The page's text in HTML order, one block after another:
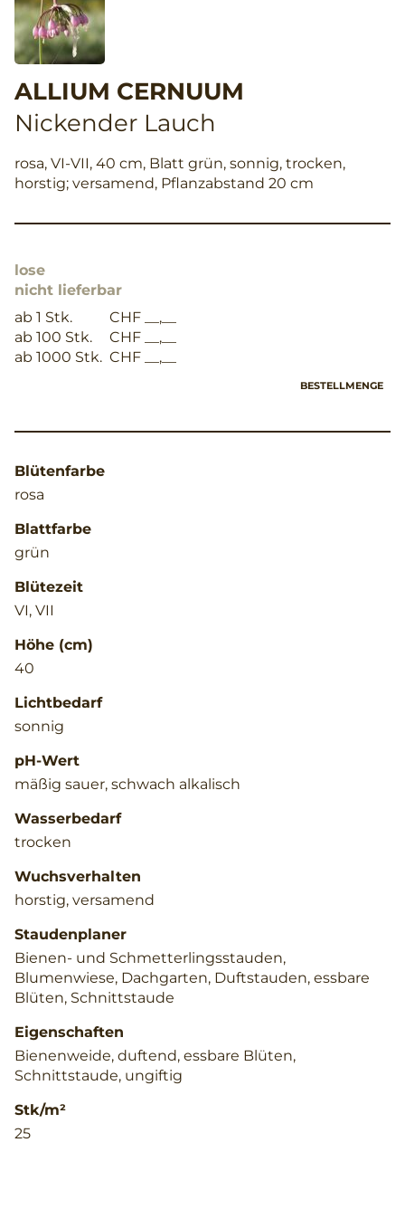
ALLIUM CERNUUM
Nickender Lauch
rosa, VI-VII, 40 cm, Blatt grün, sonnig, trocken,
horstig; versamend, Pflanzabstand 20 cm
lose
nicht lieferbar
ab 1 Stk.
CHF __,__
ab 100 Stk.
CHF __,__
ab 1000 Stk. CHF __,__
BESTELLMENGE
Blütenfarbe
rosa
Blattfarbe
grün
Blütezeit
VI, VII
Höhe (cm)
40
Lichtbedarf
sonnig
pH-Wert
mäßig sauer, schwach alkalisch
Wasserbedarf
trocken
Wuchsverhalten
horstig, versamend
Staudenplaner
Bienen- und Schmetterlingsstauden,
Blumenwiese, Dachgarten, Duftstauden, essbare
Blüten, Schnittstaude
Eigenschaften
Bienenweide, duftend, essbare Blüten,
Schnittstaude, ungiftig
Stk/m²
25